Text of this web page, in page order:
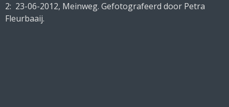
2: 23-06-2012, Meinweg. Gefotografeerd door Petra
Fleurbaaij.